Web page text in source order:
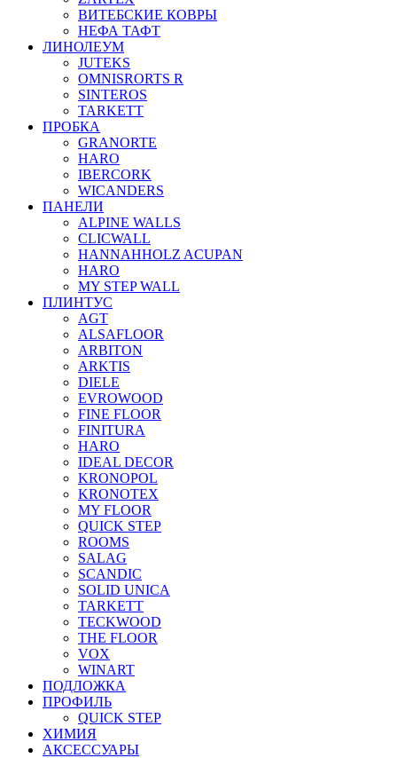
ВИТЕБСКИЕ КОВРЫ
НЕФА ТАФТ
ЛИНОЛЕУМ
JUTEKS
OMNISRORTS R
SINTEROS
TARKETT
ПРОБКА
GRANORTE
HARO
IBERCORK
WICANDERS
ПАНЕЛИ
ALPINE WALLS
CLICWALL
HANNAHHOLZ ACUPAN
HARO
MY STEP WALL
ПЛИНТУС
AGT
ALSAFLOOR
ARBITON
ARKTIS
DIELE
EVROWOOD
FINE FLOOR
FINITURA
HARO
IDEAL DECOR
KRONOPOL
KRONOTEX
MY FLOOR
QUICK STEP
ROOMS
SALAG
SCANDIC
SOLID UNICA
TARKETT
TECKWOOD
THE FLOOR
VOX
WINART
ПОДЛОЖКА
ПРОФИЛЬ
QUICK STEP
ХИМИЯ
АКСЕССУАРЫ